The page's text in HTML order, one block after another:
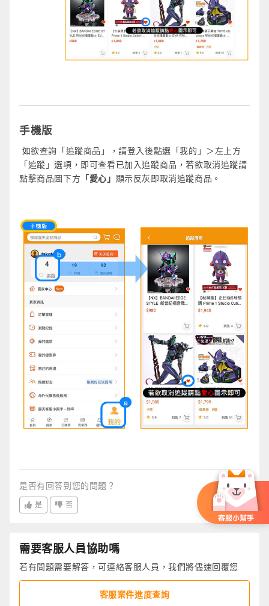
手機版
如欲查詢「追蹤商品」，請登入後點選「我的」＞左上方
「追蹤」選項，即可查看已加入追蹤商品，若欲取消追蹤請
點擊商品圖下方 「愛心」 顯示反灰即取消追蹤商品。
是否有回答到您的問題？
是 否
需要客服人員協助嗎
若有問題需要解答，可連絡客服人員，我們將儘速回覆您
客服案件進度查詢